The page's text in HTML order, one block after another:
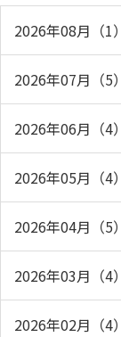
2026年08月（1）
2026年07月（5）
2026年06月（4）
2026年05月（4）
2026年04月（5）
2026年03月（4）
2026年02月（4）